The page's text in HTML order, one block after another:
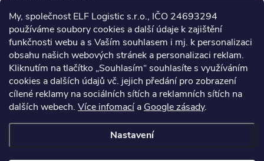
My, společnost ELF Logistic s.r.o., IČO 24693294
používáme soubory cookies a další údaje k zajištění
funkčnosti webu a s Vaším souhlasem i mj. k personalizaci
obsahu našich webových stránek a personalizaci reklam.
Kliknutím na tlačítko „Souhlasím“ souhlasíte s využíváním
cookies a dalších údajů vč. jejich předání pro zobrazení
cílené reklamy na sociálních sítích a reklamních sítích na
dalších webech. Více infomacía Google zásady.
Nastavení
ZÁSILKOVNA BALÍKOVNA GLS
DPD
Přijímáme online platby